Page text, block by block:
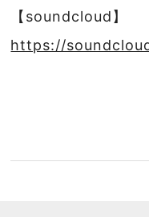
【soundcloud】
https://